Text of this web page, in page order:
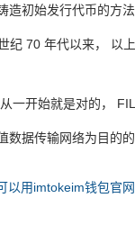
造初始发行代币的方法
纪 70 年代以来， 以
一开始就是对的， FIL
数据传输网络为目的的
以用imtokeim钱包官